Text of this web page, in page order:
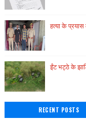
हत्या के
ईंट भट्ठे के
RECENT POSTS